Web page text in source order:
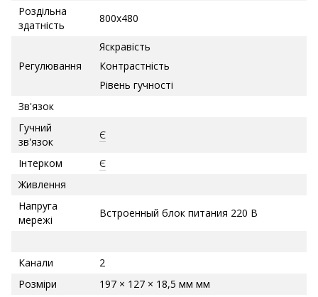
Роздільна
здатність
800х480
Регулювання
Яскравість
Контрастність
Рівень гучності
Зв'язок
Гучний
зв'язок
Є
Інтерком
Є
Живлення
Напруга
мережі
Встроенный блок питания 220 В
Канали
2
Розміри
197 × 127 × 18,5 мм мм